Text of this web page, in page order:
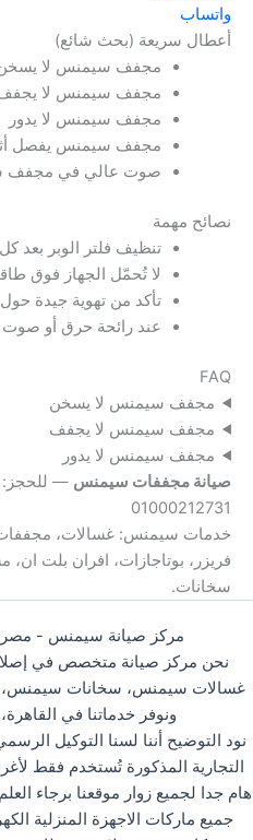
واتساب
أعطال سريعة (بحث شائع)
مجفف سيمنس لا
مجفف سيمنس لا
مجفف سيمنس لا يدور
مجفف سيمنس يفصل
صوت عالي في مجفف
نصائح مهمة
تنظيف فلتر الوبر بعد
لا تُحمّل الجهاز فوق
تأكد من تهوية جيدة
عند رائحة حرق أو صوت
FAQ
مجفف سيمنس لا يسخن
مجفف سيمنس لا يجفف
مجفف سيمنس لا يدور
صيانة مجففات سيمنس
01000212731
خدمات سيمنس: غسالات،
فريزر، بوتاجازات، افران بلت
سخانات.
مركز صيانة سيمنس -
غسالات سيمنس، سخانات سيمنس،
ونوفر خدماتنا في
نود التوضيح أننا لسنا التوكيل
التجارية المذكورة تُستخدم فقط
هام جدا لجميع زوار موقعنا برجاء
جميع ماركات الاجهزة المنزلية